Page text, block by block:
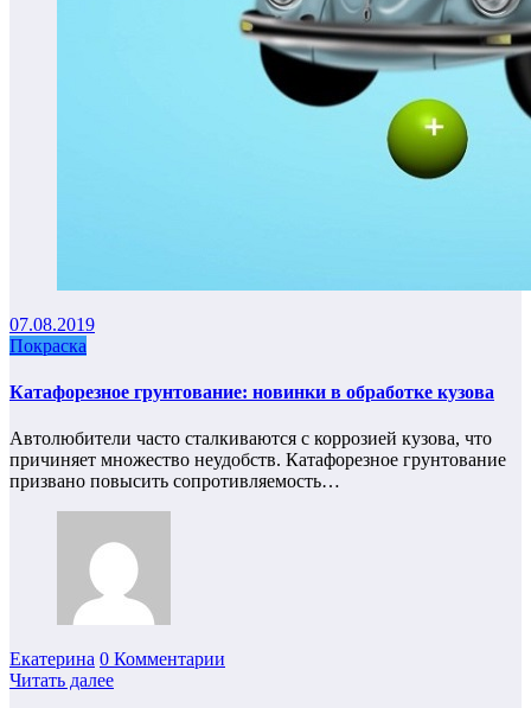
07.08.2019
Покраска
Катафорезное грунтование: новинки в обработке кузова
Автолюбители часто сталкиваются с коррозией кузова, что
причиняет множество неудобств. Катафорезное грунтование
призвано повысить сопротивляемость…
Екатерина 0 Комментарии
Читать далее